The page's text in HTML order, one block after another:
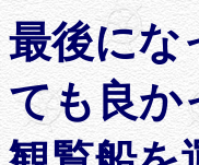
最後にな
ても良か